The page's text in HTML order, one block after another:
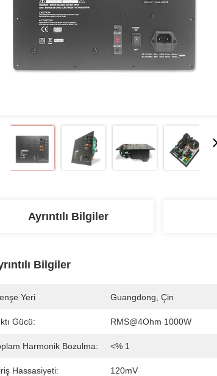
Ayrıntılı Bilgiler
Bilgiler
Yeri Guangdong, Çin
Gücü: RMS@4Ohm 1000W
Harmonik Bozulma: <% 1
Hassasiyeti: 120mV